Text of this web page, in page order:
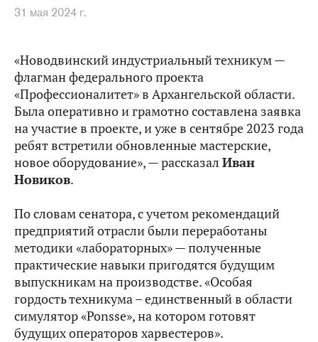
31 мая 2024 г.
«Новодвинский индустриальный техникум —
флагман федерального проекта
«Профессионалитет» в Архангельской области.
Была оперативно и грамотно составлена заявка
на участие в проекте, и уже в сентябре 2023 года
ребят встретили обновленные мастерские,
новое оборудование», — рассказал Иван
Новиков.
По словам сенатора, с учетом рекомендаций
предприятий отрасли были переработаны
методики «лабораторных» — полученные
практические навыки пригодятся будущим
выпускникам на производстве. «Особая
гордость техникума – единственный в области
симулятор «Ponsse», на котором готовят
будущих операторов харвестеров».